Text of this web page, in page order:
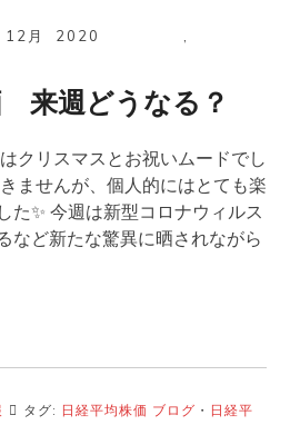
12月 2020
来週どうなる？
クリスマスとお祝いムードでし
ませんが、個人的にはとても楽
た✨ 今週は新型コロナウィルス
など新たな驚異に晒されながら
タグ: 日経平均株価 ブログ ・ 日経平